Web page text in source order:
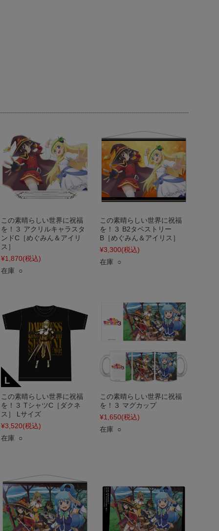
この素晴らしい世界に祝福
を！３ アクリルキャラスタ
ンドC［めぐみん＆アイリ
ス］
¥1,870(税込)
在庫 ○
この素晴らしい世界に祝福
を！３ B2タペストリー
B［めぐみん＆アイリス］
¥3,300(税込)
在庫 ○
この素晴らしい世界に祝福
を！３ TシャツC［ダクネ
ス］ Lサイズ
¥3,520(税込)
在庫 ○
この素晴らしい世界に祝福
を！３ マグカップ
¥1,650(税込)
在庫 ○